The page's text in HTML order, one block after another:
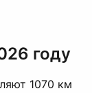
году
1070 км